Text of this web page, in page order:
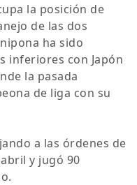
la posición de
de las dos
ha sido
inferiores con Japón
la pasada
de liga con su
a las órdenes de
y jugó 90